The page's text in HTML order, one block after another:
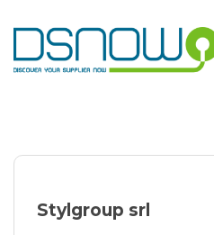
to
content
Stylgroup srl